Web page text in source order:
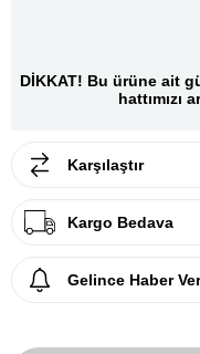
DİKKAT! Bu ürüne ait
hattımızı
Karşılaştır
Kargo Bedava
Gelince Haber Ver